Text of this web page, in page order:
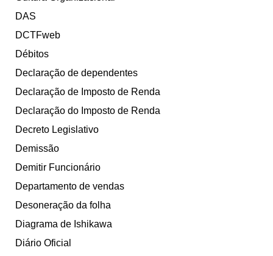
DAS
DCTFweb
Débitos
Declaração de dependentes
Declaração de Imposto de Renda
Declaração do Imposto de Renda
Decreto Legislativo
Demissão
Demitir Funcionário
Departamento de vendas
Desoneração da folha
Diagrama de Ishikawa
Diário Oficial